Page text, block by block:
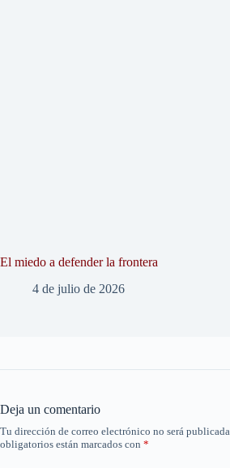
El miedo a defender la frontera
4 de julio de 2026
Deja un comentario
Tu dirección de correo electrónico no será publicada.
obligatorios están marcados con *